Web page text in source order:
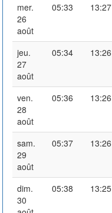
mer.
26
août
05:33 13:27
jeu.
27
août
05:34 13:26
ven.
28
août
05:36 13:26
sam.
29
août
05:37 13:26
dim.
30
05:38 13:25